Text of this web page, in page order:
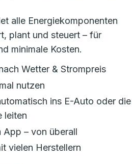
alle Energiekomponenten
plant und steuert – für
minimale Kosten.
Wetter & Strompreis
nutzen
ins E-Auto oder die
leiten
App – von überall
vielen Herstellern